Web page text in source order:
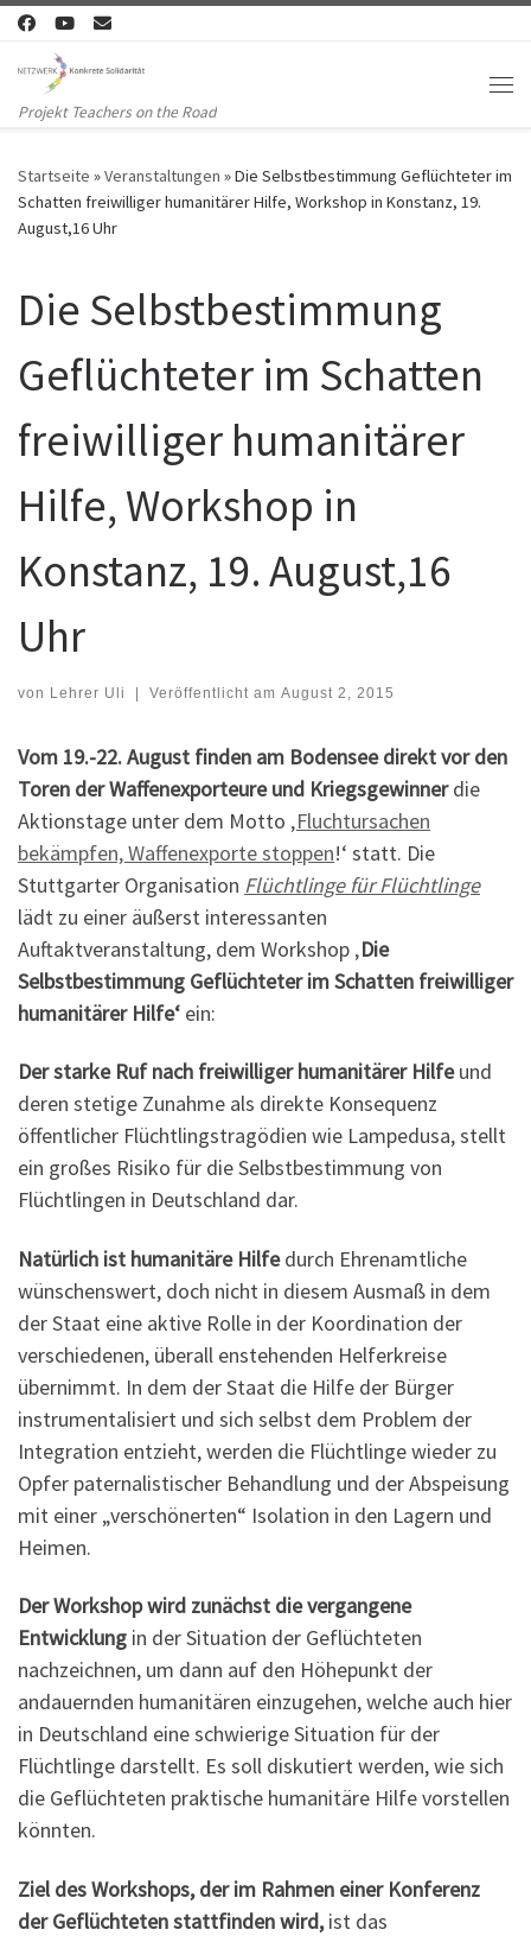
Zum Inhalt springen
Projekt Teachers on the Road
Startseite »Veranstaltungen »Die Selbstbestimmung Geflüchteter im
Schatten freiwilliger humanitärer Hilfe, Workshop in Konstanz, 19.
August,16 Uhr
Die Selbstbestimmung
Geflüchteter im Schatten
freiwilliger humanitärer
Hilfe, Workshop in
Konstanz, 19. August,16
Uhr
von Lehrer Uli | Veröffentlicht am August 2, 2015
Vom 19.-22. August finden am Bodensee direkt vor den
Toren der Waffenexporteure und Kriegsgewinnerdie
Aktionstage unter dem Motto ‚Fluchtursachen
bekämpfen, Waffenexporte stoppen!‘ statt. Die
Stuttgarter Organisation Flüchtlinge für Flüchtlinge
lädt zu einer äußerst interessanten
Auftaktveranstaltung, dem Workshop ‚Die
Selbstbestimmung Geflüchteter im Schatten freiwilliger
humanitärer Hilfe‘ ein:
Der starke Ruf nach freiwilliger humanitärer Hilfeund
deren stetige Zunahme als direkte Konsequenz
öffentlicher Flüchtlingstragödien wie Lampedusa, stellt
ein großes Risiko für die Selbstbestimmung von
Flüchtlingen in Deutschland dar.
Natürlich ist humanitäre Hilfedurch Ehrenamtliche
wünschenswert, doch nicht in diesem Ausmaß in dem
der Staat eine aktive Rolle in der Koordination der
verschiedenen, überall enstehenden Helferkreise
übernimmt. In dem der Staat die Hilfe der Bürger
instrumentalisiert und sich selbst dem Problem der
Integration entzieht, werden die Flüchtlinge wieder zu
Opfer paternalistischer Behandlung und der Abspeisung
mit einer „verschönerten“ Isolation in den Lagern und
Heimen.
Der Workshop wird zunächst die vergangene
Entwicklung in der Situation der Geflüchteten
nachzeichnen, um dann auf den Höhepunkt der
andauernden humanitären einzugehen, welche auch hier
in Deutschland eine schwierige Situation für der
Flüchtlinge darstellt. Es soll diskutiert werden, wie sich
die Geflüchteten praktische humanitäre Hilfe vorstellen
könnten.
Ziel des Workshops, der im Rahmen einer Konferenz
der Geflüchteten stattfinden wird,ist das